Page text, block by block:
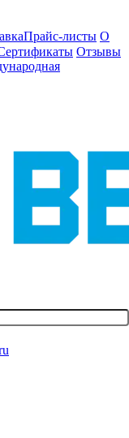
Прайс-листы О
Отзывы